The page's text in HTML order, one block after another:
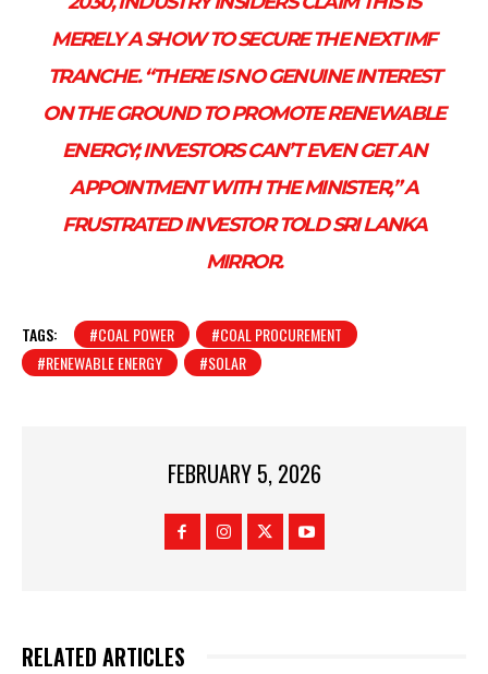
MERELY A SHOW TO SECURE THE NEXT IMF
TRANCHE. “THERE IS NO GENUINE INTEREST
ON THE GROUND TO PROMOTE RENEWABLE
ENERGY; INVESTORS CAN’T EVEN GET AN
APPOINTMENT WITH THE MINISTER,” A
FRUSTRATED INVESTOR TOLDSRI LANKA
MIRROR.
TAGS: #COAL POWER
#COAL PROCUREMENT
#RENEWABLE ENERGY
#SOLAR
FEBRUARY 5, 2026
RELATED ARTICLES